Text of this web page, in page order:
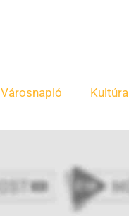
Városnapló Kultúra